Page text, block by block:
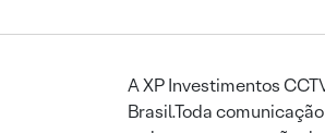
A XP Investimentos
Brasil.Toda